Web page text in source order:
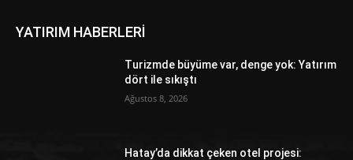
YATIRIM HABERLERİ
Turizmde büyüme var, denge yok: Yatırım
dört ile sıkıştı
Ağustos 8, 2026
Hatay’da dikkat çeken otel projesi: